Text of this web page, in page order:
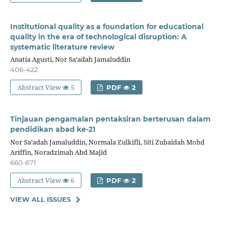
Institutional quality as a foundation for educational
quality in the era of technological disruption: A
systematic literature review
Anatia Agusti, Nor Sa’adah Jamaluddin
406-422
Abstract View 5 PDF 2
Tinjauan pengamalan pentaksiran berterusan dalam
pendidikan abad ke-21
Nor Sa’adah Jamaluddin, Normala Zulkifli, Siti Zubaidah Mohd
Ariffin, Noradzimah Abd Majid
660-671
Abstract View 6 PDF 2
VIEW ALL ISSUES